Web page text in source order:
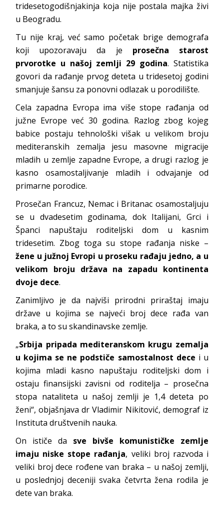
tridesetogodišnjakinja koja nije postala majka živi
u Beogradu.
Tu nije kraj, već samo početak brige demografa
koji upozoravaju da je prosečna starost
prvorotke u našoj zemlji 29 godina. Statistika
govori da rađanje prvog deteta u tridesetoj godini
smanjuje šansu za ponovni odlazak u porodilište.
Cela zapadna Evropa ima više stope rađanja od
južne Evrope već 30 godina. Razlog zbog kojeg
babice postaju tehnološki višak u velikom broju
mediteranskih zemalja jesu masovne migracije
mladih u zemlje zapadne Evrope, a drugi razlog je
kasno osamostaljivanje mladih i odvajanje od
primarne porodice.
Prosečan Francuz, Nemac i Britanac osamostaljuju
se u dvadesetim godinama, dok Italijani, Grci i
Španci napuštaju roditeljski dom u kasnim
tridesetim. Zbog toga su stope rađanja niske –
žene u južnoj Evropi u proseku rađaju jedno, a u
velikom broju država na zapadu kontinenta
dvoje dece.
Zanimljivo je da najviši prirodni priraštaj imaju
države u kojima se najveći broj dece rađa van
braka, a to su skandinavske zemlje.
„Srbija pripada mediteranskom krugu zemalja
u kojima se ne podstiče samostalnost dece i u
kojima mladi kasno napuštaju roditeljski dom i
ostaju finansijski zavisni od roditelja – prosečna
stopa nataliteta u našoj zemlji je 1,4 deteta po
ženi“, objašnjava dr Vladimir Nikitović, demograf iz
Instituta društvenih nauka.
On ističe da sve bivše komunističke zemlje
imaju niske stope rađanja, veliki broj razvoda i
veliki broj dece rođene van braka – u našoj zemlji,
u poslednjoj deceniji svaka četvrta žena rodila je
dete van braka.